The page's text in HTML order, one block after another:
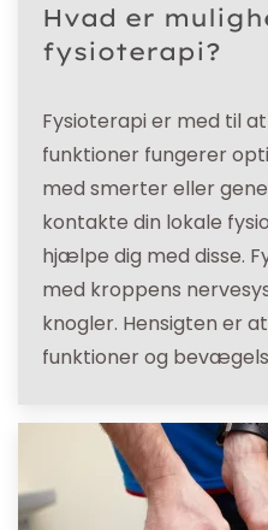
Hvad er
fysioterapi?
Fysioterapi er med til
funktioner fungerer
med smerter eller
kontakte din lokale
hjælpe dig med disse.
med kroppens
knogler. Hensigten er
funktioner og